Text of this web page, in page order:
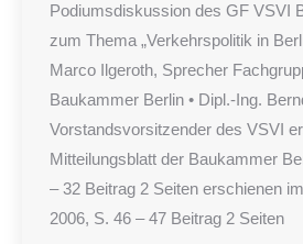
Podiumsdiskussion des GF VSVI
zum Thema „Verkehrspolitik in
Marco Ilgeroth, Sprecher
Baukammer Berlin • Dipl.-Ing.
Vorstandsvorsitzender des VSVI
Mitteilungsblatt der Baukammer
– 32 Beitrag 2 Seiten erschienen
2006, S. 46 – 47 Beitrag 2 Seiten